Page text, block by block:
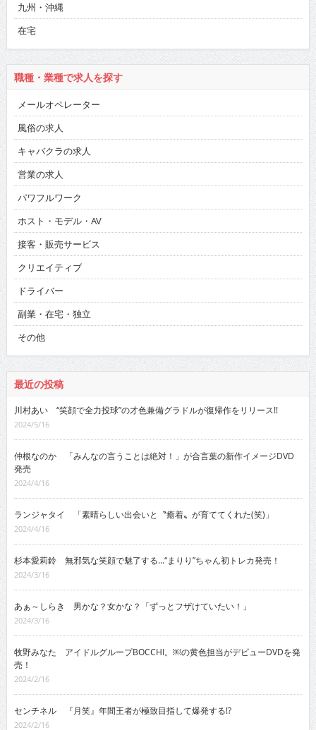
九州・沖縄
在宅
職種・業種で求人を探す
メールオペレーター
風俗の求人
キャバクラの求人
営業の求人
パワフルワーク
ホスト・モデル・AV
接客・販売サービス
クリエイティブ
ドライバー
副業・在宅・独立
その他
最近の投稿
川村あい “笑顔で全力投球”の才色兼備グラドルが復帰作をリリース!!
2024/5/16
仲根なのか 「みんなの言うことは絶対！」が合言葉の新作イメージDVD
発売
2024/4/16
ランジャタイ 「素晴らしい出会いと〝癒着〟が育ててくれた(笑)」
2024/4/16
杉本愛莉鈴 無邪気な笑顔で魅了する…“まりり”ちゃん初トレカ発売！
2024/3/16
あぁ～しらき 男かな？女かな？「ずっとフザけていたい！」
2024/3/16
牧野みなた アイドルグループBOCCHI。￼の黄色担当がデビューDVDを発
売！
2024/2/16
センチネル 『月笑』年間王者が極致目指して爆発する!?
2024/2/16